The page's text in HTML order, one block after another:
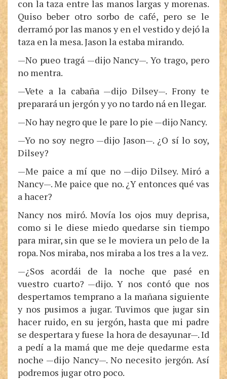
con la taza entre las manos largas y morenas.
Quiso beber otro sorbo de café, pero se le
derramó por las manos y en el vestido y dejó la
taza en la mesa. Jason la estaba mirando.
—No pueo tragá —dijo Nancy—. Yo trago, pero
no mentra.
—Vete a la cabaña —dijo Dilsey—. Frony te
preparará un jergón y yo no tardo ná en llegar.
—No hay negro que le pare lo pie —dijo Nancy.
—Yo no soy negro —dijo Jason—. ¿O sí lo soy,
Dilsey?
—Me paice a mí que no —dijo Dilsey. Miró a
Nancy—. Me paice que no. ¿Y entonces qué vas
a hacer?
Nancy nos miró. Movía los ojos muy deprisa,
como si le diese miedo quedarse sin tiempo
para mirar, sin que se le moviera un pelo de la
ropa. Nos miraba, nos miraba a los tres a la vez.
—¿Sos acordái de la noche que pasé en
vuestro cuarto? —dijo. Y nos contó que nos
despertamos temprano a la mañana siguiente
y nos pusimos a jugar. Tuvimos que jugar sin
hacer ruido, en su jergón, hasta que mi padre
se despertara y fuese la hora de desayunar—. Id
a pedí a la mamá que me deje quedarme esta
noche —dijo Nancy—. No necesito jergón. Así
podremos jugar otro poco.